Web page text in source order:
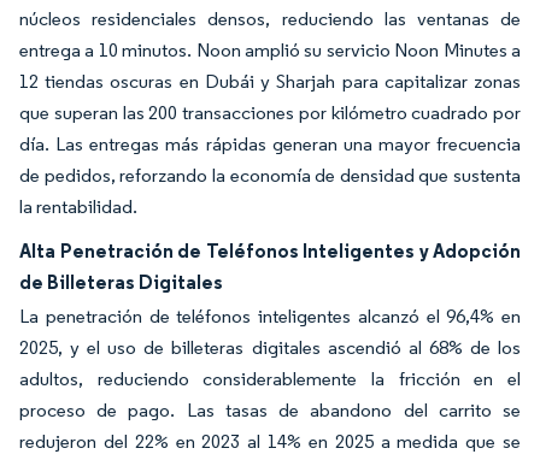
núcleos residenciales densos, reduciendo las ventanas de
entrega a 10 minutos. Noon amplió su servicio Noon Minutes a
12 tiendas oscuras en Dubái y Sharjah para capitalizar zonas
que superan las 200 transacciones por kilómetro cuadrado por
día. Las entregas más rápidas generan una mayor frecuencia
de pedidos, reforzando la economía de densidad que sustenta
la rentabilidad.
Alta Penetración de Teléfonos Inteligentes y Adopción
de Billeteras Digitales
La penetración de teléfonos inteligentes alcanzó el 96,4% en
2025, y el uso de billeteras digitales ascendió al 68% de los
adultos, reduciendo considerablemente la fricción en el
proceso de pago. Las tasas de abandono del carrito se
redujeron del 22% en 2023 al 14% en 2025 a medida que se